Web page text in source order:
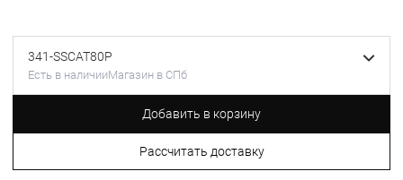
341-SSCAT80P
Есть в наличииМагазин в СПб
Добавить в корзину
Рассчитать доставку